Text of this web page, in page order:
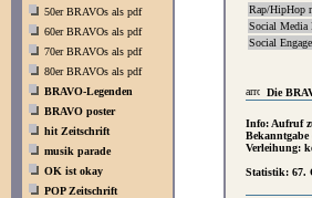
50er BRAVOs als pdf
60er BRAVOs als pdf
70er BRAVOs als pdf
80er BRAVOs als pdf
BRAVO-Legenden
BRAVO poster
hit Zeitschrift
musik parade
OK ist okay
POP Zeitschrift
Rap/HipHop
Social Media
Social
Die
Info: Aufruf
Bekanntgabe
Verleihung:
Statistik: 67.